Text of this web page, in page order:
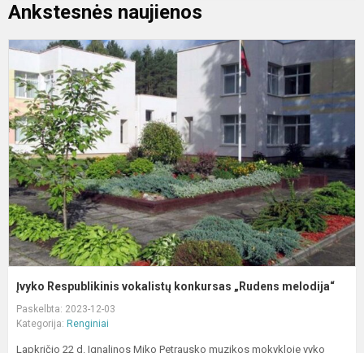
Ankstesnės naujienos
Įvyko Respublikinis vokalistų konkursas „Rudens melodija“
Paskelbta: 2023-12-03
Kategorija: Renginiai
Lapkričio 22 d. Ignalinos Miko Petrausko muzikos mokykloje vyko